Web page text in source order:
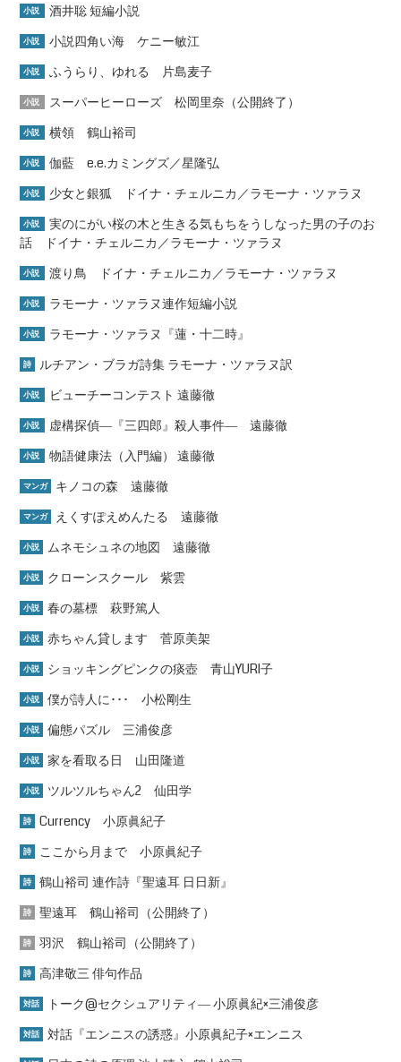
小説 酒井聡 短編小説
小説 小説四角い海 ケニー敏江
小説 ふうらり、ゆれる 片島麦子
小説 スーパーヒーローズ 松岡里奈（公開終了）
小説 横領 鶴山裕司
小説 伽藍 e.e.カミングズ／星隆弘
小説 少女と銀狐 ドイナ・チェルニカ／ラモーナ・ツァラヌ
小説
実のにがい桜の木と生きる気もちをうしなった男の子のお
話 ドイナ・チェルニカ／ラモーナ・ツァラヌ
小説 渡り鳥 ドイナ・チェルニカ／ラモーナ・ツァラヌ
小説 ラモーナ・ツァラヌ連作短編小説
小説 ラモーナ・ツァラヌ『蓮・十二時』
詩 ルチアン・ブラガ詩集 ラモーナ・ツァラヌ訳
小説 ビューチーコンテスト 遠藤徹
小説 虚構探偵―『三四郎』殺人事件― 遠藤徹
小説 物語健康法（入門編） 遠藤徹
マンガ キノコの森 遠藤徹
マンガ えくすぽえめんたる 遠藤徹
小説 ムネモシュネの地図 遠藤徹
小説 クローンスクール 紫雲
小説 春の墓標 萩野篤人
小説 赤ちゃん貸します 菅原美架
小説 ショッキングピンクの痰壺 青山YURI子
小説 僕が詩人に･･･ 小松剛生
小説 偏態パズル 三浦俊彦
小説 家を看取る日 山田隆道
小説 ツルツルちゃん2 仙田学
詩 Currency 小原眞紀子
詩 ここから月まで 小原眞紀子
詩 鶴山裕司 連作詩『聖遠耳 日日新』
詩 聖遠耳 鶴山裕司（公開終了）
詩 羽沢 鶴山裕司（公開終了）
詩 高津敬三 俳句作品
対話 トーク@セクシュアリティ― 小原眞紀×三浦俊彦
対話 対話『エンニスの誘惑』小原眞紀子×エンニス